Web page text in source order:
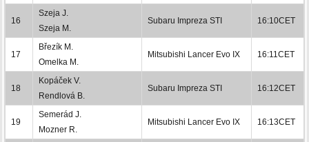
16
Szeja J.
Szeja M.
Subaru Impreza STI 16:10CET
17
Březík M.
Omelka M.
Mitsubishi Lancer Evo IX 16:11CET
18
Kopáček V.
Rendlová B.
Subaru Impreza STI 16:12CET
19
Semerád J.
Mozner R.
Mitsubishi Lancer Evo IX 16:13CET